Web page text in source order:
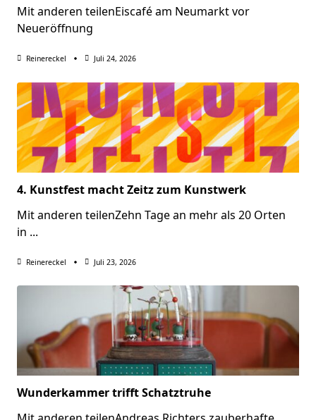
Mit anderen teilenEiscafé am Neumarkt vor
Neueröffnung
Reinereckel Juli 24, 2026
4. Kunstfest macht Zeitz zum Kunstwerk
Mit anderen teilenZehn Tage an mehr als 20 Orten
in ...
Reinereckel Juli 23, 2026
Wunderkammer trifft Schatztruhe